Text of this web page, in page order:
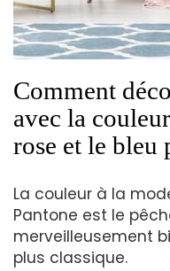
Comment
avec la
rose et le bleu
La couleur à la
Pantone est le
merveilleusement
plus classique.